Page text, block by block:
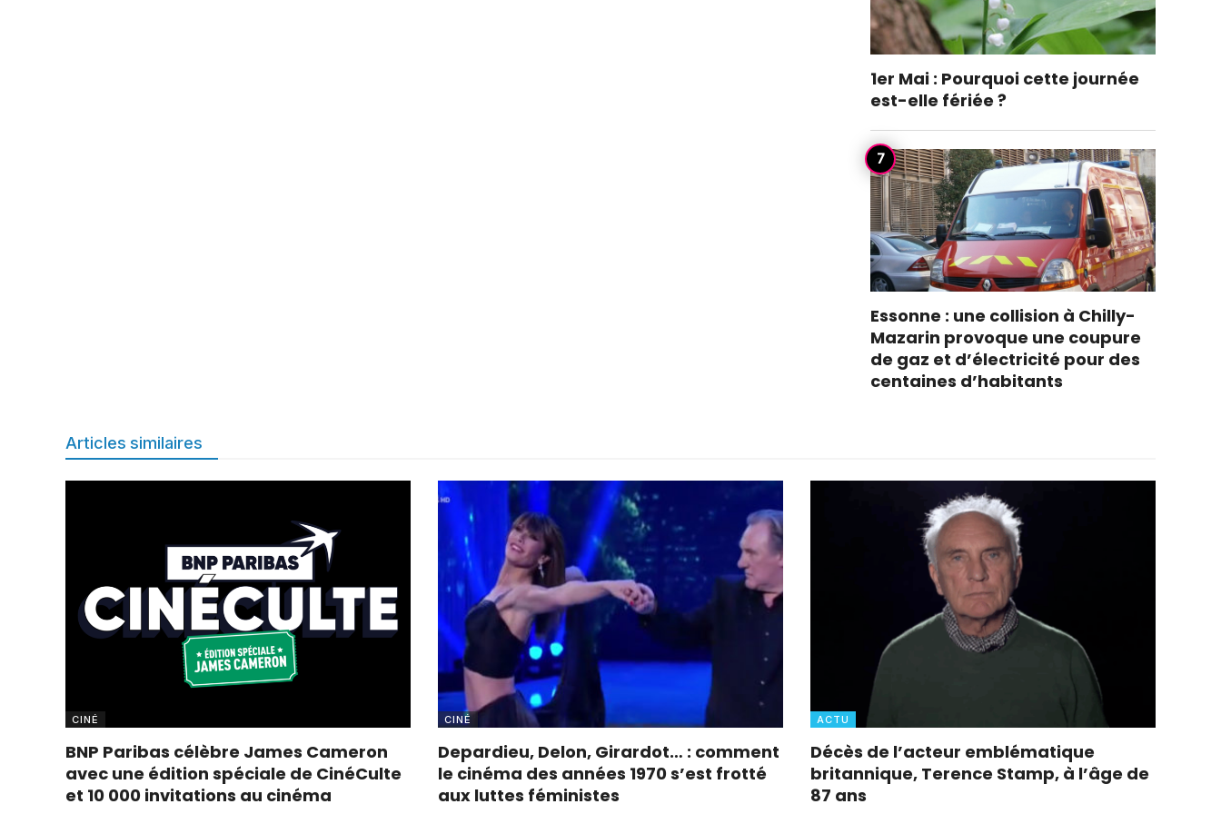
1er Mai : Pourquoi cette journée
est-elle fériée ?
Essonne : une collision à Chilly-
Mazarin provoque une coupure
de gaz et d’électricité pour des
centaines d’habitants
Articles similaires
CINÉ
BNP Paribas célèbre James Cameron
avec une édition spéciale de CinéCulte
et 10 000 invitations au cinéma
CINÉ
Depardieu, Delon, Girardot… : comment
le cinéma des années 1970 s’est frotté
aux luttes féministes
ACTU
Décès de l’acteur emblématique
britannique, Terence Stamp, à l’âge de
87 ans